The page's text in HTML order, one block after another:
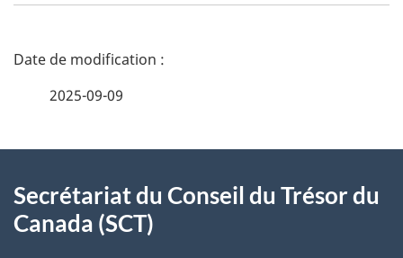
D
i
2025-09-09
propos
Secrétariat du Conseil du Trésor du
Canada (SCT)